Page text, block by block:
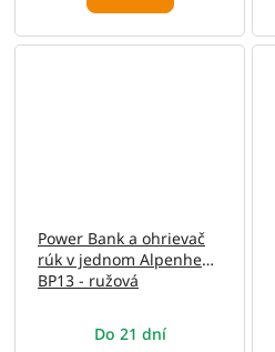
Power Bank a ohrievač
rúk v jednom Alpenheat
BP13 - ružová
Do 21 dní